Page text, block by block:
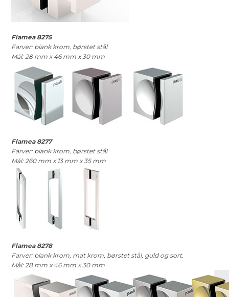
Flamea 8275
Farver: blank krom, børstet stål
Mål: 28 mm x 46 mm x 30 mm
Flamea 8277
Farver: blank krom, børstet stål
Mål: 260 mm x 13 mm x 35 mm
Flamea 8278
Farver: blank krom, mat krom, børstet stål, guld og sort.
Mål: 28 mm x 46 mm x 30 mm